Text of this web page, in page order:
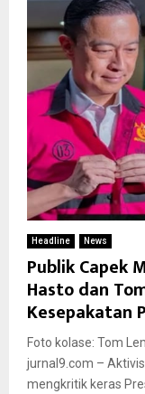
Headline News
Publik Capek
Hasto dan
Kesepakatan
Foto kolase: Tom
jurnal9.com –
mengkritik keras